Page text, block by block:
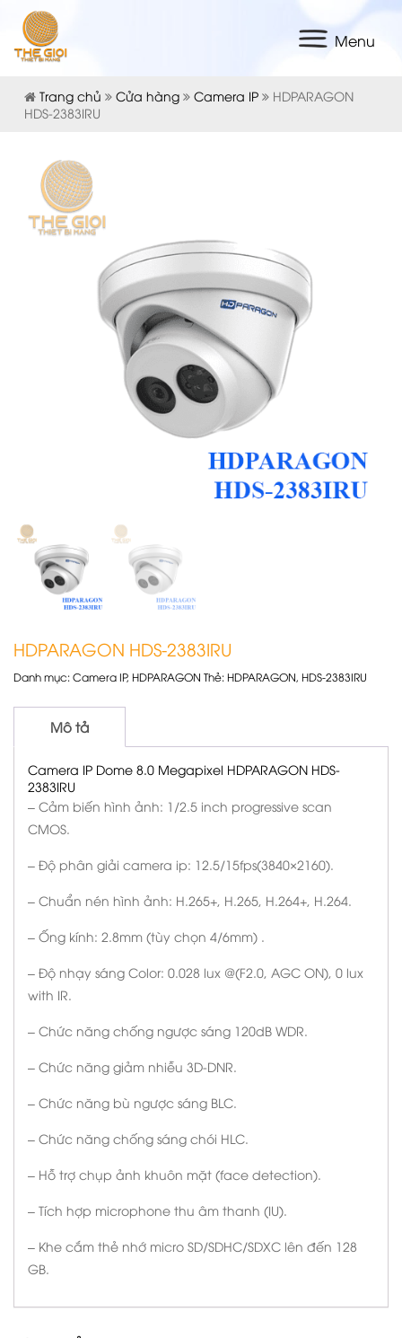
Menu
Trang chủ Cửa hàng Camera IP
HDPARAGON
HDS-2383IRU
HDPARAGON HDS-2383IRU
Danh mục:Camera IP, HDPARAGON Thẻ:HDPARAGON, HDS-2383IRU
Mô tả
Camera IP Dome 8.0 Megapixel HDPARAGON HDS-
2383IRU
– Cảm biến hình ảnh: 1/2.5 inch progressive scan
CMOS.
– Độ phân giải camera ip: 12.5/15fps(3840×2160).
– Chuẩn nén hình ảnh: H.265+, H.265, H.264+, H.264.
– Ống kính: 2.8mm (tùy chọn 4/6mm) .
– Độ nhạy sáng Color: 0.028 lux @(F2.0, AGC ON), 0 lux
with IR.
– Chức năng chống ngược sáng 120dB WDR.
– Chức năng giảm nhiễu 3D-DNR.
– Chức năng bù ngược sáng BLC.
– Chức năng chống sáng chói HLC.
– Hỗ trợ chụp ảnh khuôn mặt (face detection).
– Tích hợp microphone thu âm thanh (IU).
– Khe cắm thẻ nhớ micro SD/SDHC/SDXC lên đến 128
GB.